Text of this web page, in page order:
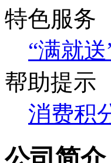
特色服务
“满就
帮助提示
消费积